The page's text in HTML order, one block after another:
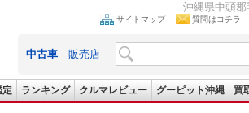
沖縄県中頭
サイトマップ 質問はコチラ
中古車 ｜ 販売店
定 ランキング クルマレビュー グーピット沖縄 買